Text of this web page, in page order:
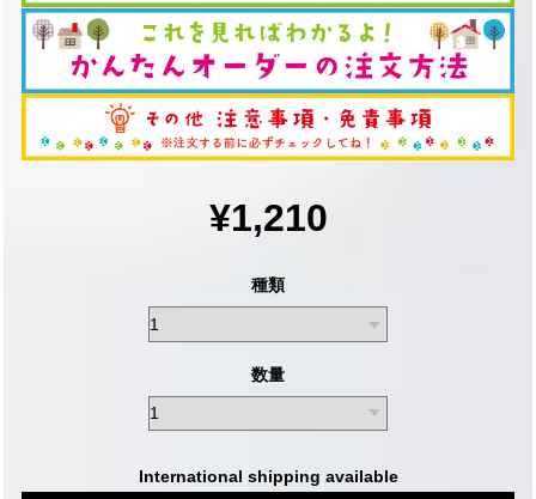
¥1,210
種類
数量
International shipping available